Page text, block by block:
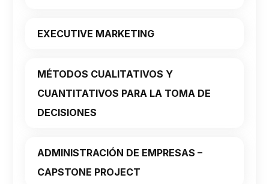
EXECUTIVE MARKETING
MÉTODOS CUALITATIVOS Y
CUANTITATIVOS PARA LA TOMA DE
DECISIONES
ADMINISTRACIÓN DE EMPRESAS –
CAPSTONE PROJECT